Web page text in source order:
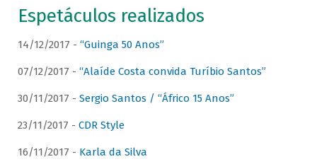
Espetáculos realizados
14/12/2017 - “Guinga 50 Anos”
07/12/2017 - “Alaíde Costa convida Turíbio Santos”
30/11/2017 - Sergio Santos / “Áfrico 15 Anos”
23/11/2017 - CDR Style
16/11/2017 - Karla da Silva